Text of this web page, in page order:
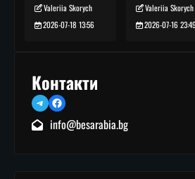
Valeriia Skorych
2026-07-18 13:56
Valeriia Skorych
2026-07-16 23:49
Контакти
TelegramFacebook
info@besarabia.bg